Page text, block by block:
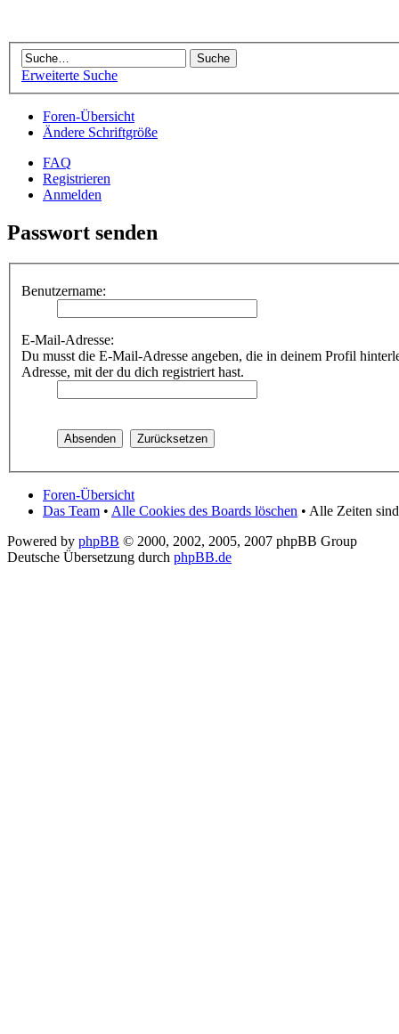
Erweiterte Suche
Foren-Übersicht
Ändere Schriftgröße
FAQ
Registrieren
Anmelden
Passwort senden
Benutzername:
E-Mail-Adresse:
Du musst die E-Mail-Adresse angeben, die in deinem Profil
Adresse, mit der du dich registriert hast.
Foren-Übersicht
Das Team • Alle Cookies des Boards löschen • Alle Zeiten
Powered by phpBB © 2000, 2002, 2005, 2007 phpBB Group
Deutsche Übersetzung durch phpBB.de